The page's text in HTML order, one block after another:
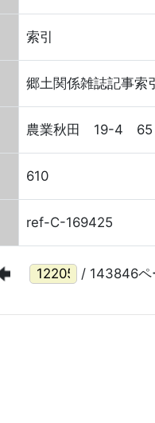
索引
郷土関係雑誌記事索引
農業秋田 19-4 65
610
ref-C-169425
/ 143846ペ